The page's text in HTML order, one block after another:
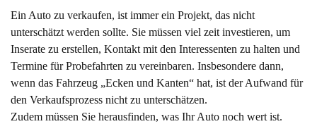
Ein Auto zu verkaufen, ist immer ein Projekt, das nicht
unterschätzt werden sollte. Sie müssen viel zeit investieren, um
Inserate zu erstellen, Kontakt mit den Interessenten zu halten und
Termine für Probefahrten zu vereinbaren. Insbesondere dann,
wenn das Fahrzeug „Ecken und Kanten“ hat, ist der Aufwand für
den Verkaufsprozess nicht zu unterschätzen.
Zudem müssen Sie herausfinden, was Ihr Auto noch wert ist.